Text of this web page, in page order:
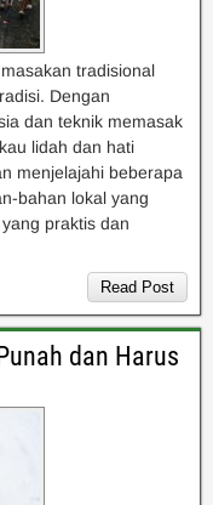
tradisional
Dengan
dan teknik memasak
lidah dan hati
menjelajahi beberapa
bahan lokal yang
praktis dan
Read Post
dan Harus